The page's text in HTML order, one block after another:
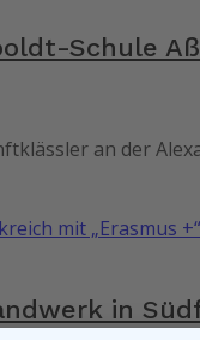
Schule
an der
in